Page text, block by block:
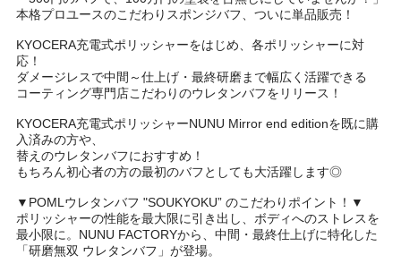
本格プロユースのこだわりスポンジバフ、ついに単品販売！
KYOCERA充電式ポリッシャーをはじめ、各ポリッシャーに対
応！
ダメージレスで中間～仕上げ・最終研磨まで幅広く活躍できる
コーティング専門店こだわりのウレタンバフをリリース！
KYOCERA充電式ポリッシャーNUNU Mirror end editionを既に購
入済みの方や、
替えのウレタンバフにおすすめ！
もちろん初心者の方の最初のバフとしても大活躍します◎
▼POMLウレタンバフ "SOUKYOKU” のこだわりポイント！▼
ポリッシャーの性能を最大限に引き出し、ボディへのストレスを
最小限に。NUNU FACTORYから、中間・最終仕上げに特化した
「研磨無双 ウレタンバフ」が登場。